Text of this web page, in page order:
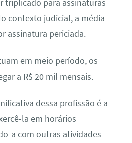
triplicado para assinaturas
contexto judicial, a média
assinatura periciada.
em meio período, os
a R$ 20 mil mensais.
dessa profissão é a
la em horários
a com outras atividades